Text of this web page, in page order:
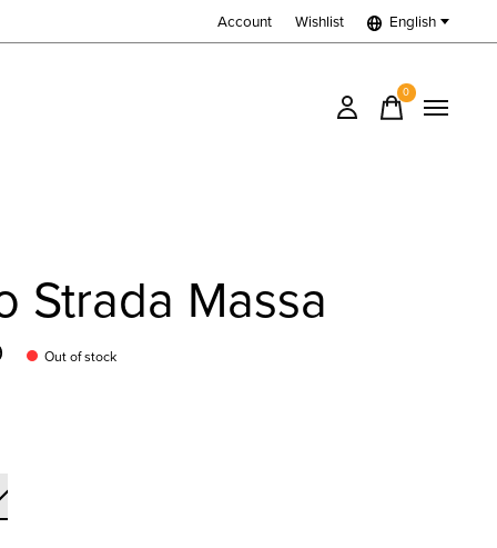
Account Wishlist English
0items
Strada Massa
Out of stock